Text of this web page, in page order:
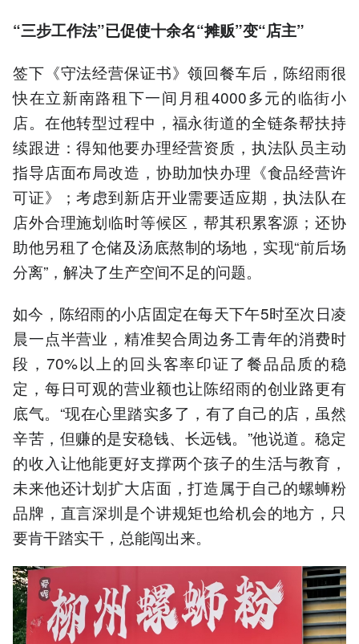
“三步工作法”已促使十余名“摊贩”变“店主”
签下《守法经营保证书》领回餐车后，陈绍雨很
快在立新南路租下一间月租4000多元的临街小
店。在他转型过程中，福永街道的全链条帮扶持
续跟进：得知他要办理经营资质，执法队员主动
指导店面布局改造，协助加快办理《食品经营许
可证》；考虑到新店开业需要适应期，执法队在
店外合理施划临时等候区，帮其积累客源；还协
助他另租了仓储及汤底熬制的场地，实现“前后场
分离”，解决了生产空间不足的问题。
如今，陈绍雨的小店固定在每天下午5时至次日凌
晨一点半营业，精准契合周边务工青年的消费时
段，70%以上的回头客率印证了餐品品质的稳
定，每日可观的营业额也让陈绍雨的创业路更有
底气。“现在心里踏实多了，有了自己的店，虽然
辛苦，但赚的是安稳钱、长远钱。”他说道。稳定
的收入让他能更好支撑两个孩子的生活与教育，
未来他还计划扩大店面，打造属于自己的螺蛳粉
品牌，直言深圳是个讲规矩也给机会的地方，只
要肯干踏实干，总能闯出来。